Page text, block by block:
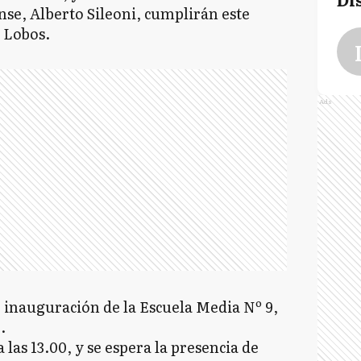
Alberto Sileoni, cumplirán este
de la Escuela Media Nº 9,
13.00, y se espera la presencia de
Ads